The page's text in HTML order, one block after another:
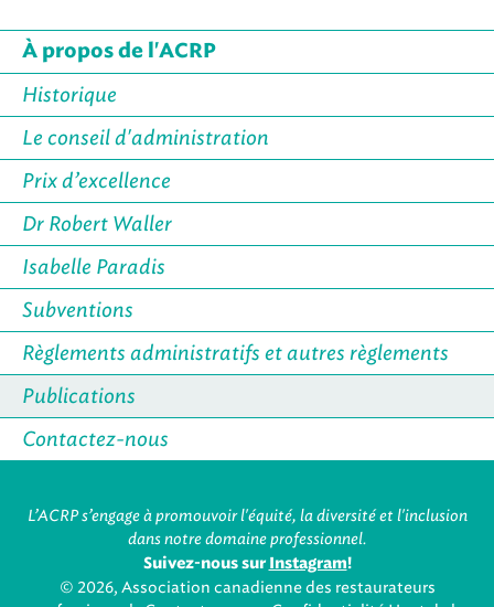
À propos de l'ACRP
Historique
Le conseil d'administration
Prix d’excellence
Dr Robert Waller
Isabelle Paradis
Subventions
Règlements administratifs et autres règlements
Publications
Contactez-nous
L’ACRP s’engage à promouvoir l'équité, la diversité et l'inclusion
dans notre domaine professionnel.
Suivez-nous sur Instagram!
© 2026, Association canadienne des restaurateurs